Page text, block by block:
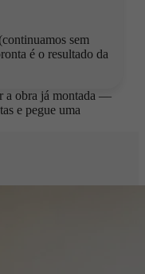
sem
é o resultado da
a obra já montada —
e pegue uma